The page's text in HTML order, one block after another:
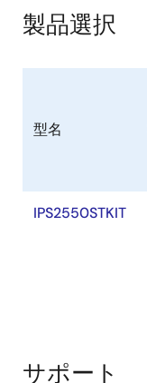
製品選択
型名
IPS2550STKIT
サポート